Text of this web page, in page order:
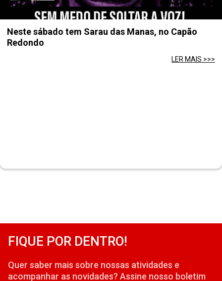
Neste sábado tem Sarau das Manas, no Capão
Redondo
LER MAIS >>>
FIQUE POR DENTRO!
Quer saber mais sobre nossas atividades e
acompanhar as novidades? Assine nosso boletim